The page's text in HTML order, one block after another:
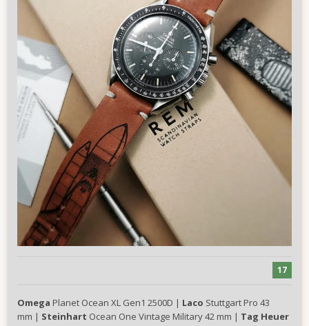
17
Omega Planet Ocean XL Gen1 2500D | Laco Stuttgart Pro 43
mm | Steinhart Ocean One Vintage Military 42 mm | Tag Heuer